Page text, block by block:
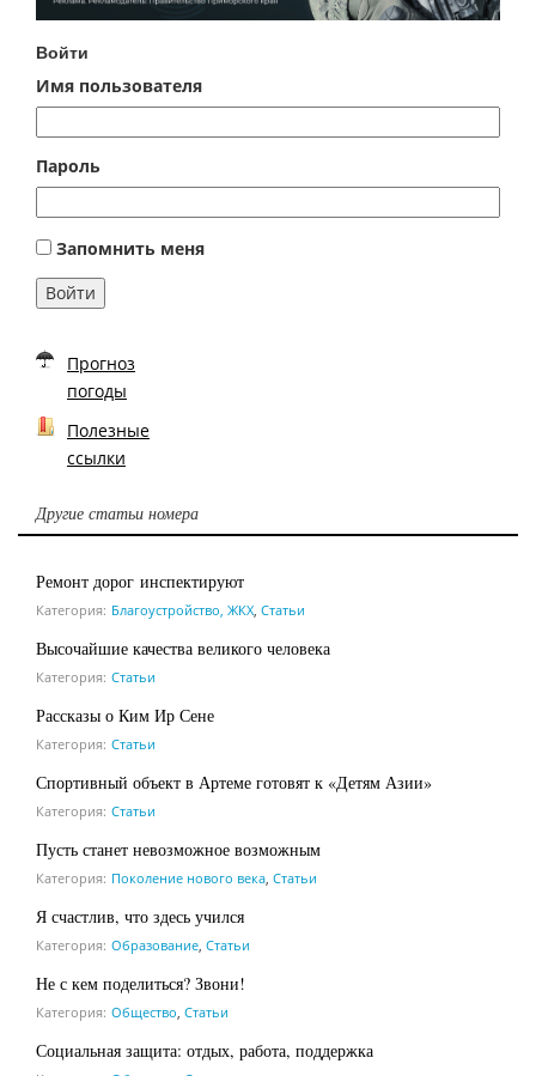
Войти
Имя пользователя
Пароль
Запомнить меня
Войти
Прогноз
погоды
Полезные
ссылки
Другие статьи номера
Ремонт дорог инспектируют
Категория: Благоустройство, ЖКХ Статьи
Высочайшие качества великого человека
Категория: Статьи
Рассказы о Ким Ир Сене
Категория: Статьи
Спортивный объект в Артеме готовят к «Детям Азии»
Категория: Статьи
Пусть станет невозможное возможным
Категория: Поколение нового века Статьи
Я счастлив, что здесь учился
Категория: Образование Статьи
Не с кем поделиться? Звони!
Категория: Общество Статьи
Социальная защита: отдых, работа, поддержка